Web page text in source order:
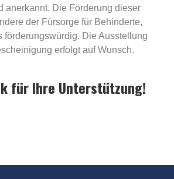
anerkannt. Die Förderung dieser
der Fürsorge für Behinderte,
förderungswürdig. Die Ausstellung
erfolgt aufWunsch.
für Ihre Unterstützung!